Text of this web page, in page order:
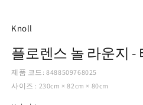
에
미
디
어
열
Knoll
플로렌스 놀 라운지 -
제품 코드: 8488509768025
사이즈 : 230cm × 82cm × 80cm